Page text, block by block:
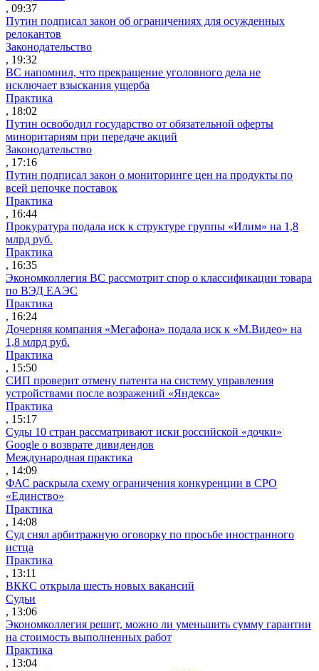
, 09:37
Путин подписал закон об ограничениях для осужденных
релокантов
Законодательство
, 19:32
ВС напомнил, что прекращение уголовного дела не
исключает взыскания ущерба
Практика
, 18:02
Путин освободил государство от обязательной оферты
миноритариям при передаче акций
Законодательство
, 17:16
Путин подписал закон о мониторинге цен на продукты по
всей цепочке поставок
Практика
, 16:44
Прокуратура подала иск к структуре группы «Илим» на 1,8
млрд руб.
Практика
, 16:35
Экономколлегия ВС рассмотрит спор о классификации товара
по ВЭД ЕАЭС
Практика
, 16:24
Дочерняя компания «Мегафона» подала иск к «М.Видео» на
1,8 млрд руб.
Практика
, 15:50
СИП проверит отмену патента на систему управления
устройствами после возражений «Яндекса»
Практика
, 15:17
Суды 10 стран рассматривают иски российской «дочки»
Google о возврате дивидендов
Международная практика
, 14:09
ФАС раскрыла схему ограничения конкуренции в СРО
«Единство»
Практика
, 14:08
Суд снял арбитражную оговорку по просьбе иностранного
истца
Практика
, 13:11
ВККС открыла шесть новых вакансий
Судьи
, 13:06
Экономколлегия решит, можно ли уменьшить сумму гарантии
на стоимость выполненных работ
Практика
, 13:04